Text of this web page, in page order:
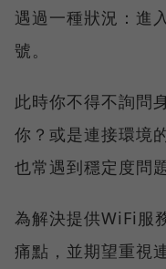
遇過一種狀況：進
號。
此時你不得不詢問
你？或是連接環境
也常遇到穩定度問題
為解決提供WiFi服
痛點，並期望重視